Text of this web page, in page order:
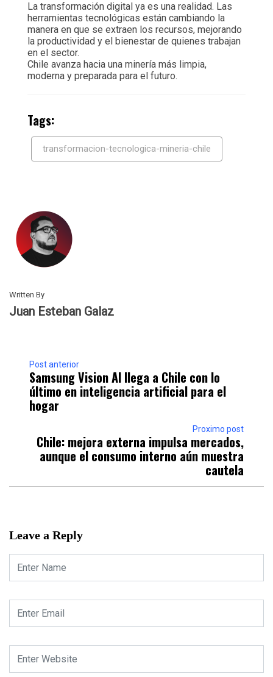
La transformación digital ya es una realidad. Las
herramientas tecnológicas están cambiando la
manera en que se extraen los recursos, mejorando
la productividad y el bienestar de quienes trabajan
en el sector.
Chile avanza hacia una minería más limpia,
moderna y preparada para el futuro.
Tags:
transformacion-tecnologica-mineria-chile
Written By
Juan Esteban Galaz
Post anterior
Samsung Vision AI llega a Chile con lo
último en inteligencia artificial para el
hogar
Proximo post
Chile: mejora externa impulsa mercados,
aunque el consumo interno aún muestra
cautela
Leave a Reply